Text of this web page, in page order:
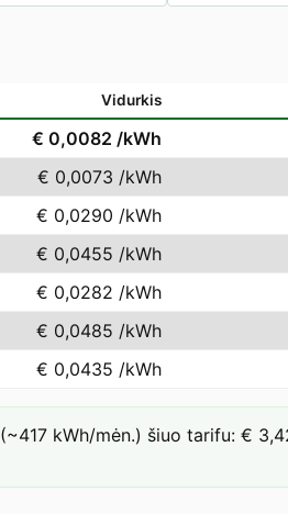
Vidurkis
€ 0,0082 /kWh
€ 0,0073 /kWh
€ 0,0290 /kWh
€ 0,0455 /kWh
€ 0,0282 /kWh
€ 0,0485 /kWh
€ 0,0435 /kWh
kWh/mėn.) šiuo tarifu: €